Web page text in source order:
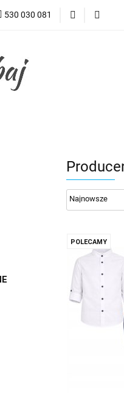
530 030 081
POLECAMY